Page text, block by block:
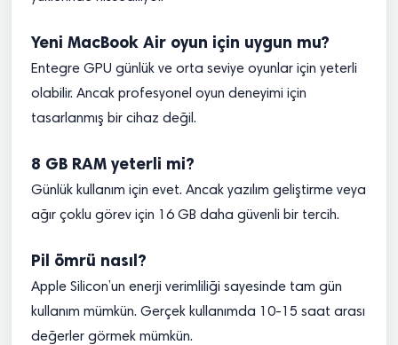
Yeni MacBook Air oyun için uygun mu?
Entegre GPU günlük ve orta seviye oyunlar için yeterli
olabilir. Ancak profesyonel oyun deneyimi için
tasarlanmış bir cihaz değil.
8 GB RAM yeterli mi?
Günlük kullanım için evet. Ancak yazılım geliştirme veya
ağır çoklu görev için 16 GB daha güvenli bir tercih.
Pil ömrü nasıl?
Apple Silicon’un enerji verimliliği sayesinde tam gün
kullanım mümkün. Gerçek kullanımda 10-15 saat arası
değerler görmek mümkün.